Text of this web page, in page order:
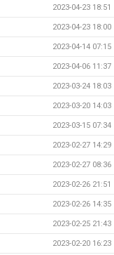
2023-04-23 18:51
2023-04-23 18:00
2023-04-14 07:15
2023-04-06 11:37
2023-03-24 18:03
2023-03-20 14:03
2023-03-15 07:34
2023-02-27 14:29
2023-02-27 08:36
2023-02-26 21:51
2023-02-26 14:35
2023-02-25 21:43
2023-02-20 16:23